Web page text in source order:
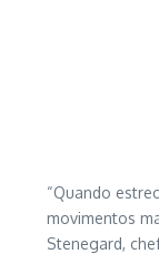
“Quando
movimentos
Stenegard,